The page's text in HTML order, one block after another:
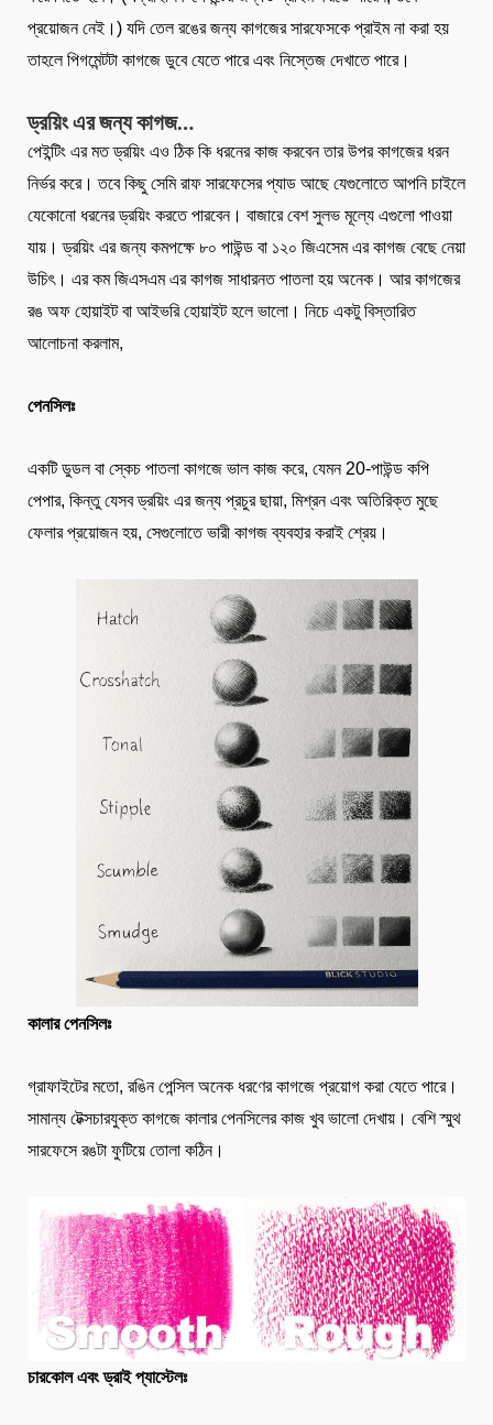
প্রয়োজন নেই।) যদি তেল রঙের জন্য কাগজের সারফেসকে প্রাইম না করা হয়
তাহলে পিগমেন্টটা কাগজে ডুবে যেতে পারে এবং নিস্তেজ দেখাতে পারে।
ড্রয়িং এর জন্য কাগজ…
পেইন্টিং এর মত ড্রয়িং এও ঠিক কি ধরনের কাজ করবেন তার উপর কাগজের ধরন
নির্ভর করে। তবে কিছু সেমি রাফ সারফেসের প্যাড আছে যেগুলোতে আপনি চাইলে
যেকোনো ধরনের ড্রয়িং করতে পারবেন। বাজারে বেশ সুলভ মূল্যে এগুলো পাওয়া
যায়। ড্রয়িং এর জন্য কমপক্ষে ৮০ পাউন্ড বা ১২০ জিএসেম এর কাগজ বেছে নেয়া
উচিৎ। এর কম জিএসএম এর কাগজ সাধারনত পাতলা হয় অনেক। আর কাগজের
রঙ অফ হোয়াইট বা আইভরি হোয়াইট হলে ভালো। নিচে একটু বিস্তারিত
আলোচনা করলাম,
পেনসিলঃ
একটি ডুডল বা স্কেচ পাতলা কাগজে ভাল কাজ করে, যেমন 20-পাউন্ড কপি
পেপার, কিন্তু যেসব ড্রয়িং এর জন্য প্রচুর ছায়া, মিশ্রন এবং অতিরিক্ত মুছে
ফেলার প্রয়োজন হয়, সেগুলোতে ভারী কাগজ ব্যবহার করাই শ্রেয়।
কালার পেনসিলঃ
গ্রাফাইটের মতো, রঙিন পেন্সিল অনেক ধরণের কাগজে প্রয়োগ করা যেতে পারে।
সামান্য টেক্সচারযুক্ত কাগজে কালার পেনসিলের কাজ খুব ভালো দেখায়। বেশি স্মুথ
সারফেসে রঙটা ফুটিয়ে তোলা কঠিন।
চারকোল এবং ড্রাই প্যাস্টেলঃ